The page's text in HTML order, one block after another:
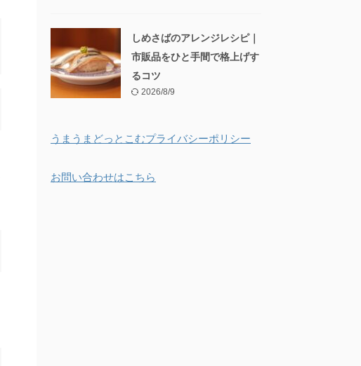
しめさばのアレンジレシピ｜
市販品をひと手間で格上げす
るコツ
2026/8/9
うまうまどっとこむプライバシーポリシー
お問い合わせはこちら